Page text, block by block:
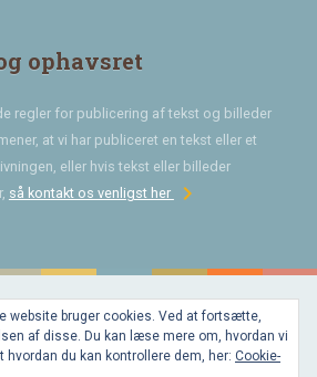
ophavsret
regler for publicering af tekst og billeder
at vi har publiceret en tekst eller et
eller hvis tekst eller billeder
så kontakt os venligst herchevron_right
Bygget med
WordPressog
favoriteaf
website bruger cookies. Ved at fortsætte,
af disse. Du kan læse mere om, hvordan vi
hvordan du kan kontrollere dem, her: Cookie-